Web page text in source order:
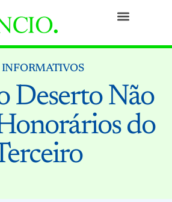
INFORMATIVOS
Deserto Não
do